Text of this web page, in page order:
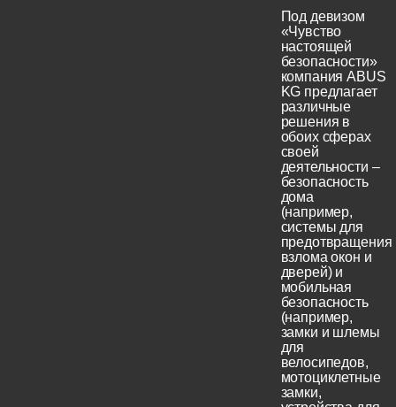
Под девизом
«Чувство
настоящей
безопасности»
компания ABUS
KG предлагает
различные
решения в
обоих сферах
своей
деятельности –
безопасность
дома
(например,
системы для
предотвращения
взлома окон и
дверей) и
мобильная
безопасность
(например,
замки и шлемы
для
велосипедов,
мотоциклетные
замки,